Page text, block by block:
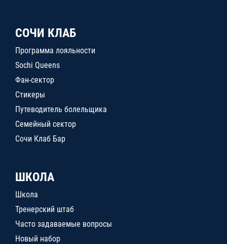
СОЧИ КЛАБ
Программа лояльности
Sochi Queens
Фан-сектор
Стикеры
Путеводитель болельщика
Семейный сектор
Сочи Клаб Бар
ШКОЛА
Школа
Тренерский штаб
Часто задаваемые вопросы
Новый набор